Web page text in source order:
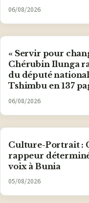
06/08/2026
« Servir pour
Chérubin Ilunga
du député
Tshimbu en 137
06/08/2026
Culture-Portrait :
rappeur
voix à Bunia
05/08/2026